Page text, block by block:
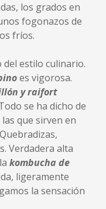
los grados en
fogonazos de
fríos.
estilo culinario.
es vigorosa.
y raifort
se ha dicho de
las que sirven en
Verdadera alta
kombucha de
ligeramente
la sensación